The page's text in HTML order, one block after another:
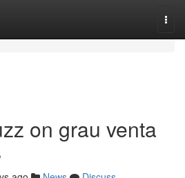
on grau venta